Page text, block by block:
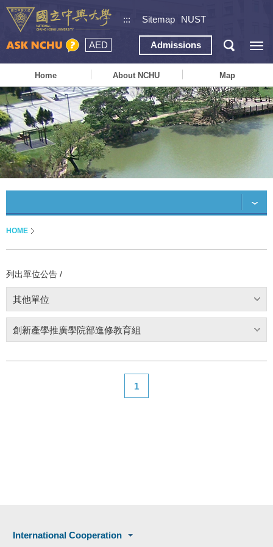
::: Sitemap NUST
AED Admissions
Home About NCHU Map
HOME
列出單位公告 /
其他單位
創新產學推廣學院部進修教育組
1
International Cooperation